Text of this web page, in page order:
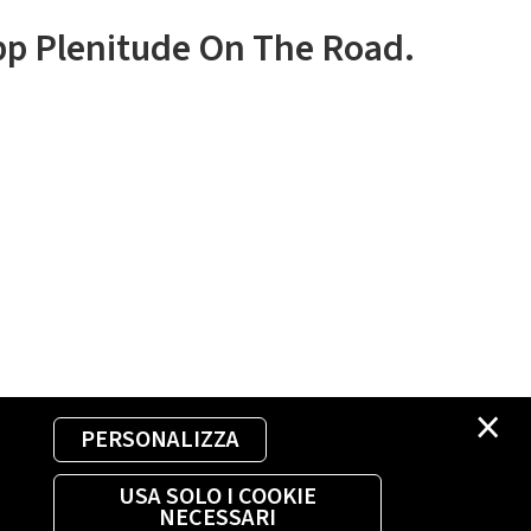
×
PERSONALIZZA
USA SOLO I COOKIE
NECESSARI
Plenitude On The Road.